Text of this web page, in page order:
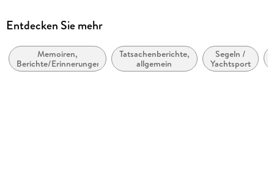
Autor/Autorin
Verlag/Hersteller
Dumont Reise Vlg GmbH + C
Entdecken Sie mehr
Memoiren,
Berichte/Erinnerungen
Tatsachenberichte,
allgemein
Segeln /
Yachtsport